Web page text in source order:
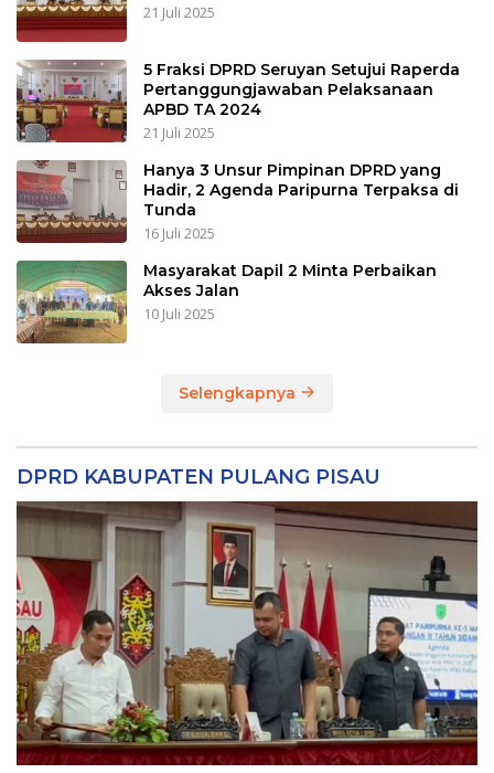
21 Juli 2025
5 Fraksi DPRD Seruyan Setujui Raperda
Pertanggungjawaban Pelaksanaan
APBD TA 2024
21 Juli 2025
Hanya 3 Unsur Pimpinan DPRD yang
Hadir, 2 Agenda Paripurna Terpaksa di
Tunda
16 Juli 2025
Masyarakat Dapil 2 Minta Perbaikan
Akses Jalan
10 Juli 2025
Selengkapnya
DPRD KABUPATEN PULANG PISAU